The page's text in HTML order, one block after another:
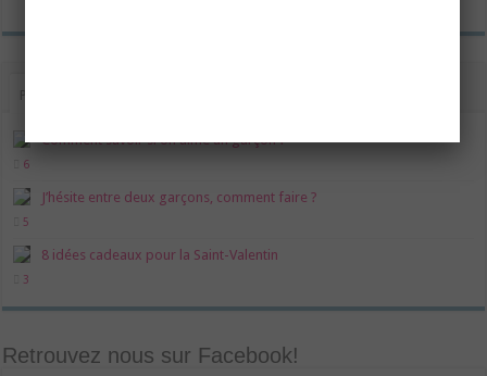
Popu.
Comment savoir si on aime un garçon ?
6
J’hésite entre deux garçons, comment faire ?
5
8 idées cadeaux pour la Saint-Valentin
3
Retrouvez nous sur Facebook!